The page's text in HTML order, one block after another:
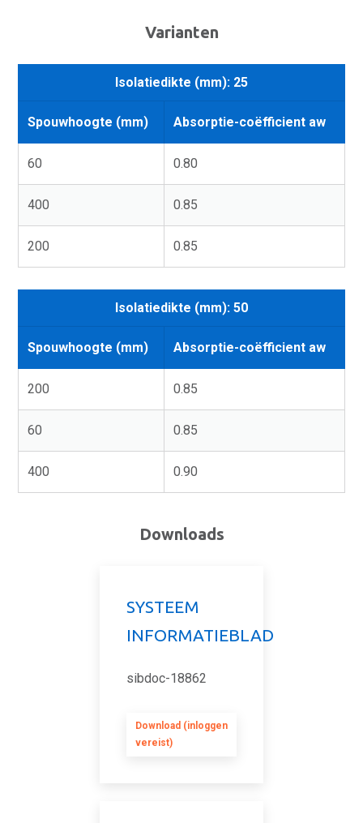
Varianten
Isolatiedikte (mm): 25
Spouwhoogte (mm) Absorptie-coëfficient aw
60 0.80
400 0.85
200 0.85
Isolatiedikte (mm): 50
Spouwhoogte (mm) Absorptie-coëfficient aw
200 0.85
60 0.85
400 0.90
Downloads
SYSTEEM
INFORMATIEBLAD
sibdoc-18862
Download (inloggen
vereist)